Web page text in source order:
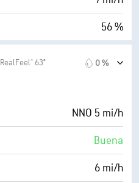
10 mi
56 %
86 %
10 mi
24300 ft
RealFeel® 63° 0 %
NNO 5 mi/h
Buena
6 mi/h